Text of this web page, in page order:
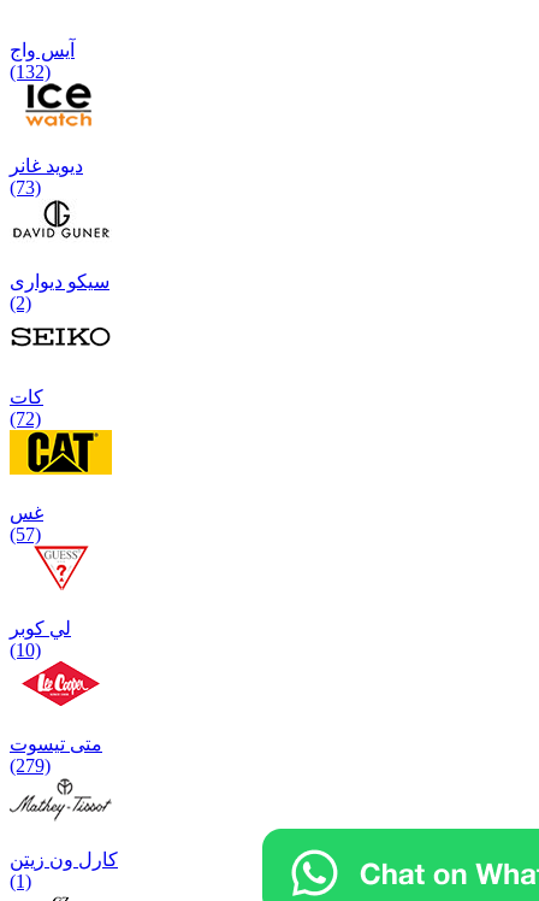
آیس واج
(132)
دیوید غانر
(73)
سیکو دیواری
(2)
كات
(72)
غس
(57)
لي كوبر
(10)
متی تیسوت
(279)
کارل ون زیتن
(1)